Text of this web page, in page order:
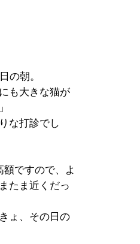
の朝。
も大きな猫が
な打診でし
ですので、よ
たま近くだっ
ょ、その日の